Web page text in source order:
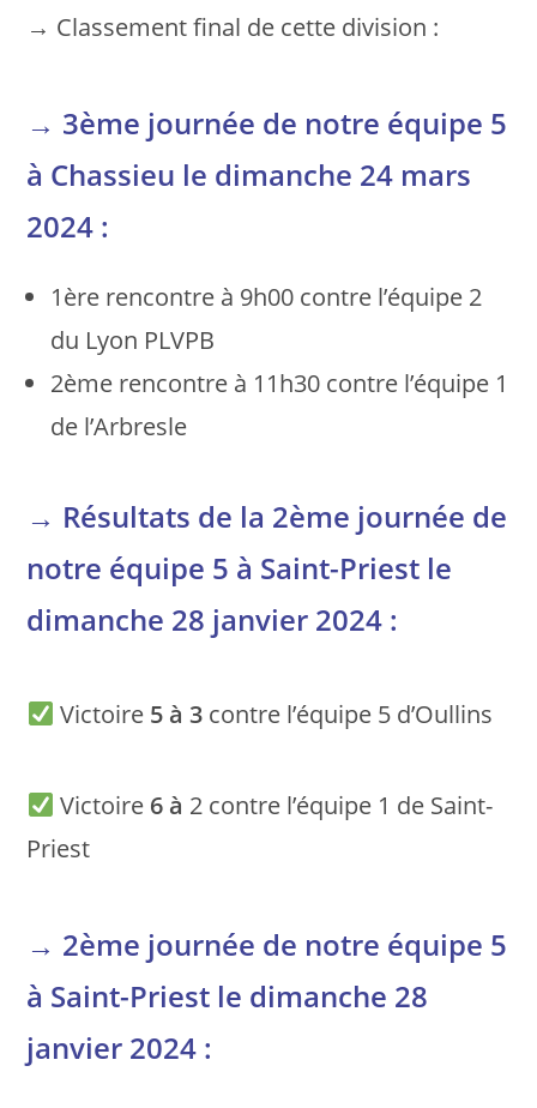
→ Classement final de cette division :
→ 3ème journée de notre équipe 5
à Chassieu le dimanche 24 mars
2024 :
1ère rencontre à 9h00 contre l’équipe 2
du Lyon PLVPB
2ème rencontre à 11h30 contre l’équipe 1
de l’Arbresle
→ Résultats de la 2ème journée de
notre équipe 5 à Saint-Priest le
dimanche 28 janvier 2024 :
Victoire 5 à 3 contre l’équipe 5 d’Oullins
Victoire 6 à 2 contre l’équipe 1 de Saint-
Priest
→ 2ème journée de notre équipe 5
à Saint-Priest le dimanche 28
janvier 2024 :